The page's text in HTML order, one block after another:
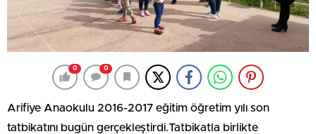
0 0
Arifiye Anaokulu 2016-2017 eğitim öğretim yılı son
tatbikatını bugün gerçekleştirdi.Tatbikatla birlikte